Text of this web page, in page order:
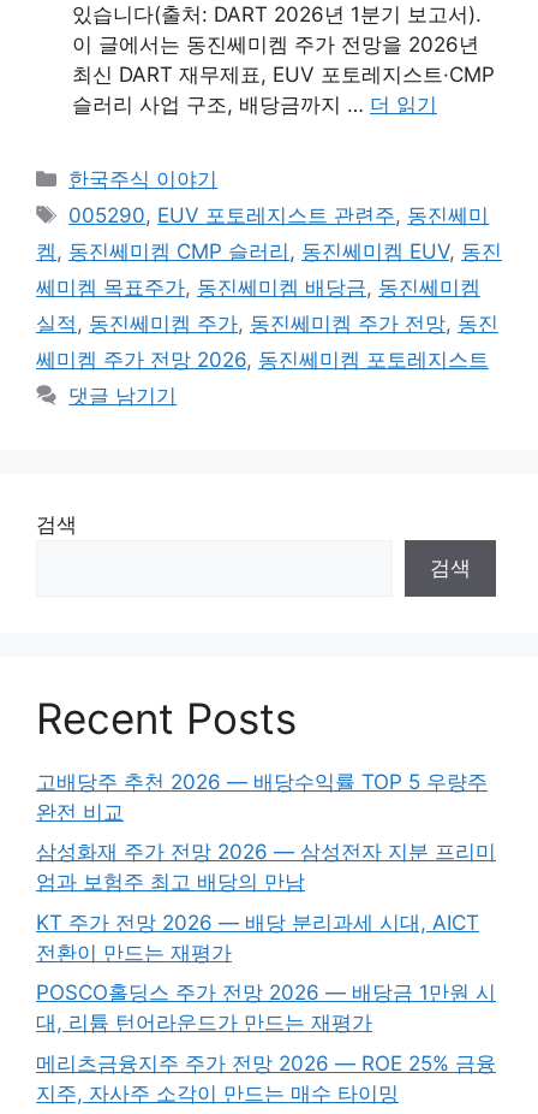
있습니다(출처: DART 2026년 1분기 보고서).
이 글에서는 동진쎄미켐 주가 전망을 2026년
최신 DART 재무제표, EUV 포토레지스트·CMP
슬러리 사업 구조, 배당금까지 … 더 읽기
카
테
리
한국주식 이야기
태
그
005290, EUV 포토레지스트 관련주, 동진쎄미
켐 , 동진쎄미켐 CMP 슬러리 , 동진쎄미켐 EUV, 동진
쎄미켐 목표주가, 동진쎄미켐 배당금, 동진쎄미켐
실적 , 동진쎄미켐 주가, 동진쎄미켐 주가 전망, 동진
쎄미켐 주가 전망 2026, 동진쎄미켐 포토레지스트
댓글 남기기
검색
검색
Recent Posts
고배당주 추천 2026 — 배당수익률 TOP 5 우량주
완전 비교
삼성화재 주가 전망 2026 — 삼성전자 지분 프리미
엄과 보험주 최고 배당의 만남
KT 주가 전망 2026 — 배당 분리과세 시대, AICT
전환이 만드는 재평가
POSCO홀딩스 주가 전망 2026 — 배당금 1만원 시
대, 리튬 턴어라운드가 만드는 재평가
메리츠금융지주 주가 전망 2026 — ROE 25% 금융
지주, 자사주 소각이 만드는 매수 타이밍